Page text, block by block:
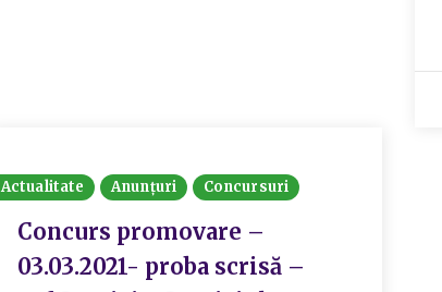
Actualitate Anunțuri Concursuri
Concurs promovare –
03.03.2021- proba scrisă –